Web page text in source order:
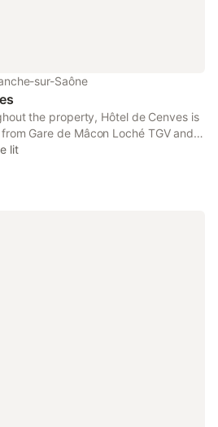
sur-Saône
the property, Hôtel de Cenves is
Gare de Mâcon Loché TGV and
lit